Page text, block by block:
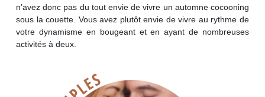
n’avez donc pas du tout envie de vivre un automne cocooning
sous la couette. Vous avez plutôt envie de vivre au rythme de
votre dynamisme en bougeant et en ayant de nombreuses
activités à deux.